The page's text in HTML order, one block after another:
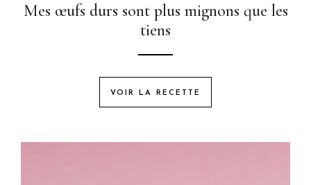
Mes œufs durs sont plus mignons que les
tiens
VOIR LA RECETTE